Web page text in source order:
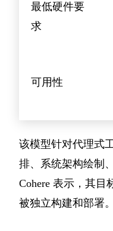
最低硬件要
求
可用性
该模型针对代理式
排、系统架构绘制
Cohere 表示，其
被独立构建和部署。